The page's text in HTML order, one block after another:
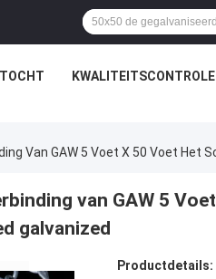
KWALITEITSCONTROLE
Van GAW 5 Voet X 50 Voet Het
van GAW 5
galvanized
Productdetails: